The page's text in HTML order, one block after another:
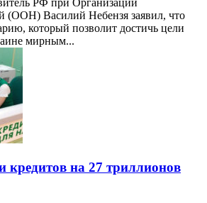
(ООН) Василий Небензя заявил, что
который позволит достичь цели
мирным...
кредитов на 27 триллионов